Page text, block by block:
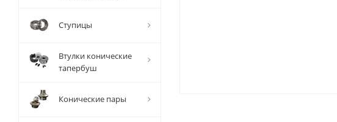
Ступицы
Втулки конические
тапербуш
Конические пары